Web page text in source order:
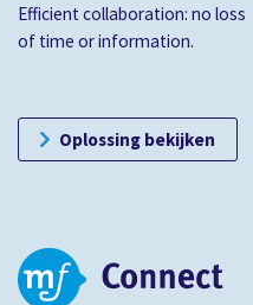
Efficient collaboration: no loss
of time or information.
Oplossing bekijken